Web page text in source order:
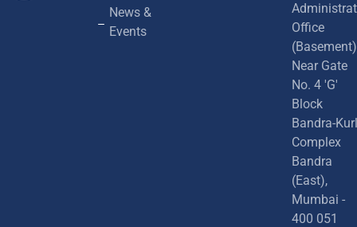
News &
Events
Office
(Basement)
Near Gate
No. 4 'G'
Block
Bandra-
Complex
Bandra
(East),
Mumbai -
400 051